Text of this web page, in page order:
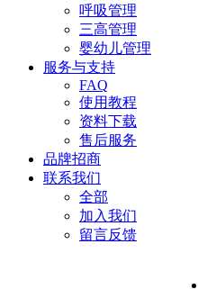
呼吸管理
三高管理
婴幼儿管理
服务与支持
FAQ
使用教程
资料下载
售后服务
品牌招商
联系我们
全部
加入我们
留言反馈